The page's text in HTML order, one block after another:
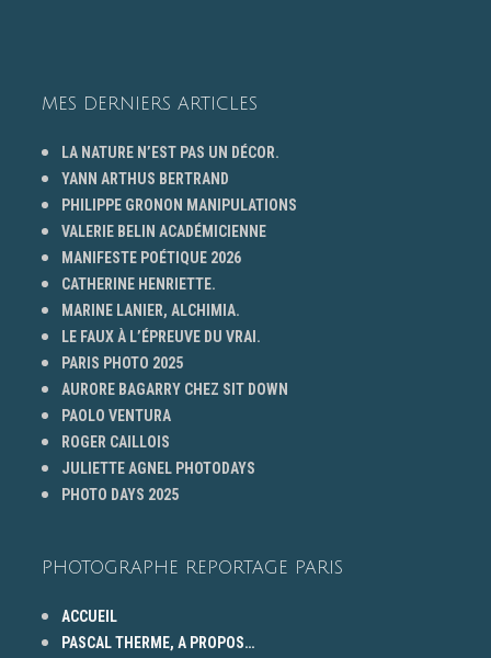
MES DERNIERS ARTICLES
LA NATURE N’EST PAS UN DÉCOR.
YANN ARTHUS BERTRAND
PHILIPPE GRONON MANIPULATIONS
VALERIE BELIN ACADÉMICIENNE
MANIFESTE POÉTIQUE 2026
CATHERINE HENRIETTE.
MARINE LANIER, ALCHIMIA.
LE FAUX À L’ÉPREUVE DU VRAI.
PARIS PHOTO 2025
AURORE BAGARRY CHEZ SIT DOWN
PAOLO VENTURA
ROGER CAILLOIS
JULIETTE AGNEL PHOTODAYS
PHOTO DAYS 2025
PHOTOGRAPHE REPORTAGE PARIS
ACCUEIL
PASCAL THERME, A PROPOS…